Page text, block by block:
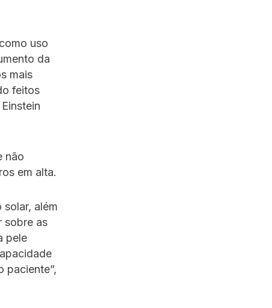
uso
da
mais
feitos
não
em alta.
além
sobre as
pele
paciente”,